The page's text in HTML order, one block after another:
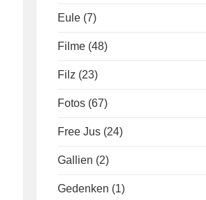
Eule (7)
Filme (48)
Filz (23)
Fotos (67)
Free Jus (24)
Gallien (2)
Gedenken (1)